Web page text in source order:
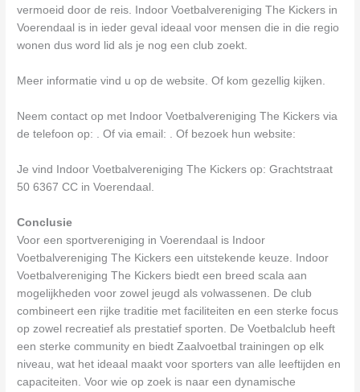
vermoeid door de reis. Indoor Voetbalvereniging The Kickers in
Voerendaal is in ieder geval ideaal voor mensen die in die regio
wonen dus word lid als je nog een club zoekt.
Meer informatie vind u op de website. Of kom gezellig kijken.
Neem contact op met Indoor Voetbalvereniging The Kickers via
de telefoon op: . Of via email:
. Of bezoek hun website:
Je vind Indoor Voetbalvereniging The Kickers op: Grachtstraat
50 6367 CC in Voerendaal.
Conclusie
Voor een sportvereniging in Voerendaal is Indoor
Voetbalvereniging The Kickers een uitstekende keuze. Indoor
Voetbalvereniging The Kickers biedt een breed scala aan
mogelijkheden voor zowel jeugd als volwassenen. De club
combineert een rijke traditie met faciliteiten en een sterke focus
op zowel recreatief als prestatief sporten. De Voetbalclub heeft
een sterke community en biedt Zaalvoetbal trainingen op elk
niveau, wat het ideaal maakt voor sporters van alle leeftijden en
capaciteiten. Voor wie op zoek is naar een dynamische